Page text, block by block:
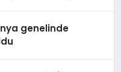
genelinde